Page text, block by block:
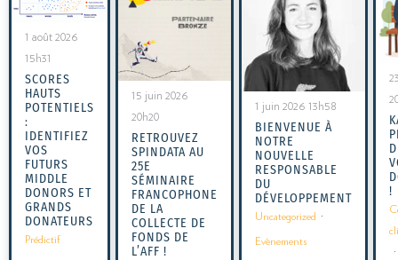
1 août 2026
15h31
SCORES
HAUTS
POTENTIELS
:
IDENTIFIEZ
VOS
FUTURS
MIDDLE
DONORS ET
GRANDS
DONATEURS
Prédictif
15 juin 2026
20h20
RETROUVEZ
SPINDATA AU
25E
SÉMINAIRE
FRANCOPHONE
DE LA
COLLECTE DE
FONDS DE
L’AFF !
1 juin 2026 13h58
BIENVENUE À
NOTRE
NOUVELLE
RESPONSABLE
DU
DÉVELOPPEMENT
Uncategorized ·
Evènements
!
·